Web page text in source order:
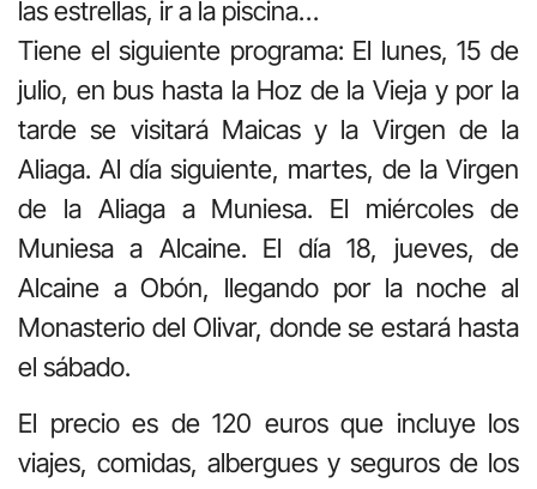
las estrellas, ir a la piscina…
Tiene el siguiente programa: El lunes, 15 de
julio, en bus hasta la Hoz de la Vieja y por la
tarde se visitará Maicas y la Virgen de la
Aliaga. Al día siguiente, martes, de la Virgen
de la Aliaga a Muniesa. El miércoles de
Muniesa a Alcaine. El día 18, jueves, de
Alcaine a Obón, llegando por la noche al
Monasterio del Olivar, donde se estará hasta
el sábado.
El precio es de 120 euros que incluye los
viajes, comidas, albergues y seguros de los